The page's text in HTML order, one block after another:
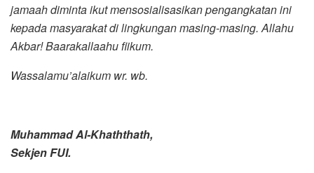
jamaah diminta ikut mensosialisasikan pengangkatan ini
kepada masyarakat di lingkungan masing-masing. Allahu
Akbar! Baarakallaahu fiikum.
Wassalamu’alaikum wr. wb.
Muhammad Al-Khaththath,
Sekjen FUI.